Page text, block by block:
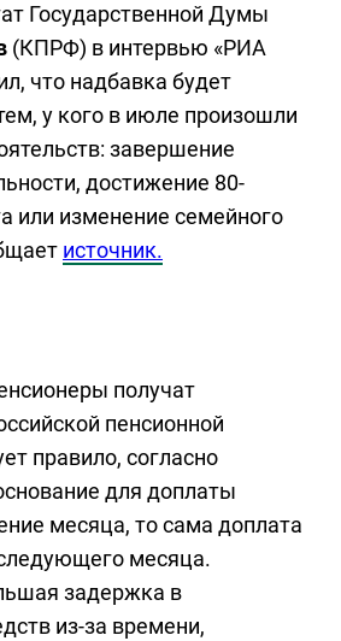
Государственной Думы
(КПРФ) в интервью «РИА
что надбавка будет
у кого в июле произошли
завершение
достижение 80-
или изменение семейного
источник.
получат
пенсионной
правило, согласно
для доплаты
месяца, то сама доплата
месяца.
задержка в
из-за времени,